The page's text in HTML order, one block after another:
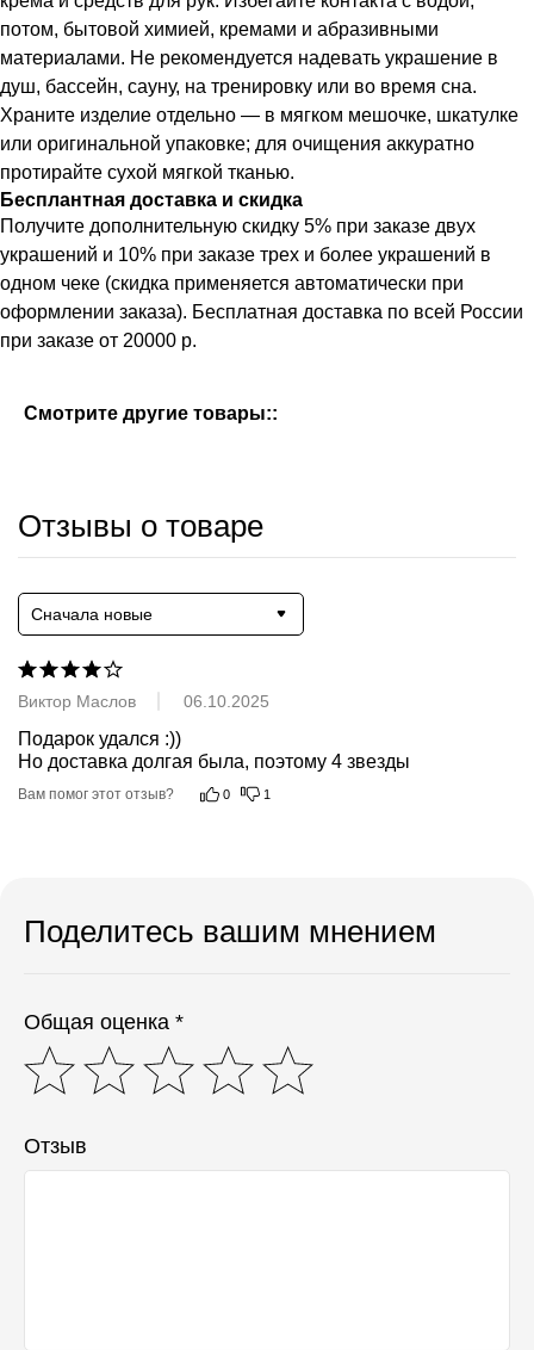
потом, бытовой химией, кремами и абразивными
материалами. Не рекомендуется надевать украшение в
душ, бассейн, сауну, на тренировку или во время сна.
Храните изделие отдельно — в мягком мешочке, шкатулке
или оригинальной упаковке; для очищения аккуратно
протирайте сухой мягкой тканью.
Бесплантная доставка и скидка
Получите дополнительную скидку 5% при заказе двух
украшений и 10% при заказе трех и более украшений в
одном чеке (скидка применяется автоматически при
оформлении заказа). Бесплатная доставка по всей России
при заказе от 20000 р.
Смотрите другие товары::
Отзывы о товаре
Сначала новые
Виктор Маслов 06.10.2025
Подарок удался :))
Но доставка долгая была, поэтому 4 звезды
Вам помог этот отзыв? 0 1
Поделитесь вашим мнением
Общая оценка *
Отзыв